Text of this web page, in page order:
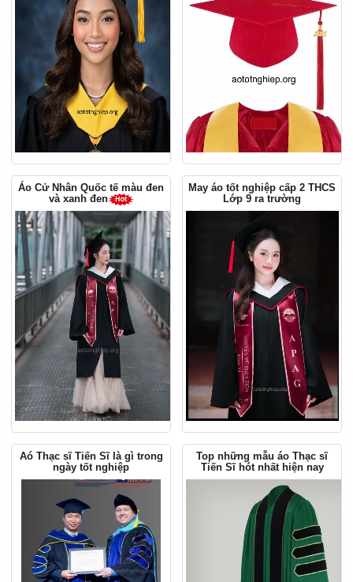
Áo Cử Nhân Quốc tế màu đen
và xanh đen
May áo tốt nghiệp cấp 2 THCS
Lớp 9 ra trường
Aó Thạc sĩ Tiến Sĩ là gì trong
ngày tốt nghiệp
Top những mẫu áo Thạc sĩ
Tiến Sĩ hót nhất hiện nay